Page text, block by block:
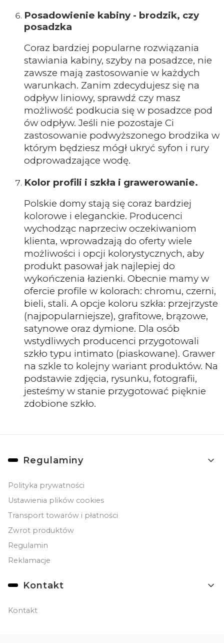
Posadowienie kabiny - brodzik, czy
posadzka
Coraz bardziej popularne rozwiązania
stawiania kabiny, szyby na posadzce, nie
zawsze mają zastosowanie w każdych
warunkach. Zanim zdecydujesz się na
odpływ liniowy, sprawdź czy masz
możliwość podkucia się w posadzce pod
ów odpływ. Jeśli nie pozostaje Ci
zastosowanie podwyższonego brodzika w
którym będziesz mógł ukryć syfon i rury
odprowadzające wodę.
Kolor profili i szkła i grawerowanie.
Polskie domy stają się coraz bardziej
kolorowe i eleganckie. Producenci
wychodząc naprzeciw oczekiwaniom
klienta, wprowadzają do oferty wiele
możliwości i opcji kolorystycznych, aby
produkt pasował jak najlepiej do
wykończenia łazienki. Obecnie mamy w
ofercie profile w kolorach: chromu, czerni,
bieli, stali. A opcje koloru szkła: przejrzyste
(najpopularniejsze), grafitowe, brązowe,
satynowe oraz dymione. Dla osób
wstydliwych producenci przygotowali
szkło typu intimato (piaskowane). Grawer
na szkle to kolejny wariant produktów. Na
podstawie zdjęcia, rysunku, fotografii,
jesteśmy w stanie przygotować pięknie
zdobione szkło.
Linki w stopce
Regulaminy
Polityka prywatności
Ustawienia plików cookies
Transport towarów i płatności
Zwrot produktów
Regulamin
Reklamacje
Kontakt
Kontakt